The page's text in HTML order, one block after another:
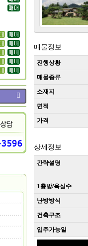
매물정보
진행상황
매물종류
소재지
면적
가격
상세정보
간략설명
1층방/욕실수
난방방식
건축구조
입주가능일